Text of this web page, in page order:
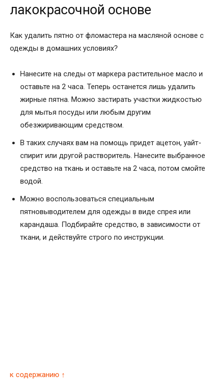
лакокрасочной основе
Как удалить пятно от фломастера на масляной основе с
одежды в домашних условиях?
Нанесите на следы от маркера растительное масло и
оставьте на 2 часа. Теперь останется лишь удалить
жирные пятна. Можно застирать участки жидкостью
для мытья посуды или любым другим
обезжиривающим средством.
В таких случаях вам на помощь придет ацетон, уайт-
спирит или другой растворитель. Нанесите выбранное
средство на ткань и оставьте на 2 часа, потом смойте
водой.
Можно воспользоваться специальным
пятновыводителем для одежды в виде спрея или
карандаша. Подбирайте средство, в зависимости от
ткани, и действуйте строго по инструкции.
к содержанию ↑